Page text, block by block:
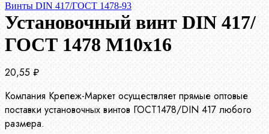
Винты DIN 417/ГОСТ 1478-93
Установочный винт DIN 417/
ГОСТ 1478 М10х16
20,55 ₽
Компания Крепеж-Маркет осуществляет прямые оптовые
поставки установочных винтов ГОСТ1478/DIN 417 любого
размера.